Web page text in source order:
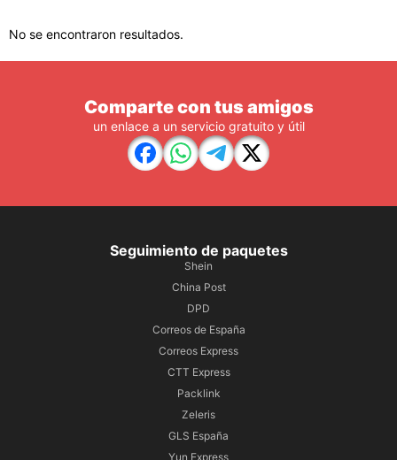
No se encontraron resultados.
Comparte con tus amigos
un enlace a un servicio gratuito y útil
Seguimiento de paquetes
Shein
China Post
DPD
Correos de España
Correos Express
CTT Express
Packlink
Zeleris
GLS España
Yun Express